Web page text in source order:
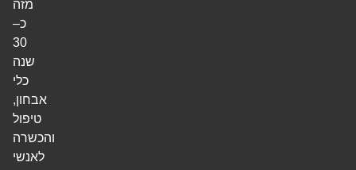
מזה
כ–
30
שנה
כלי
אבחון,
טיפול
והכשרה
לאנשי